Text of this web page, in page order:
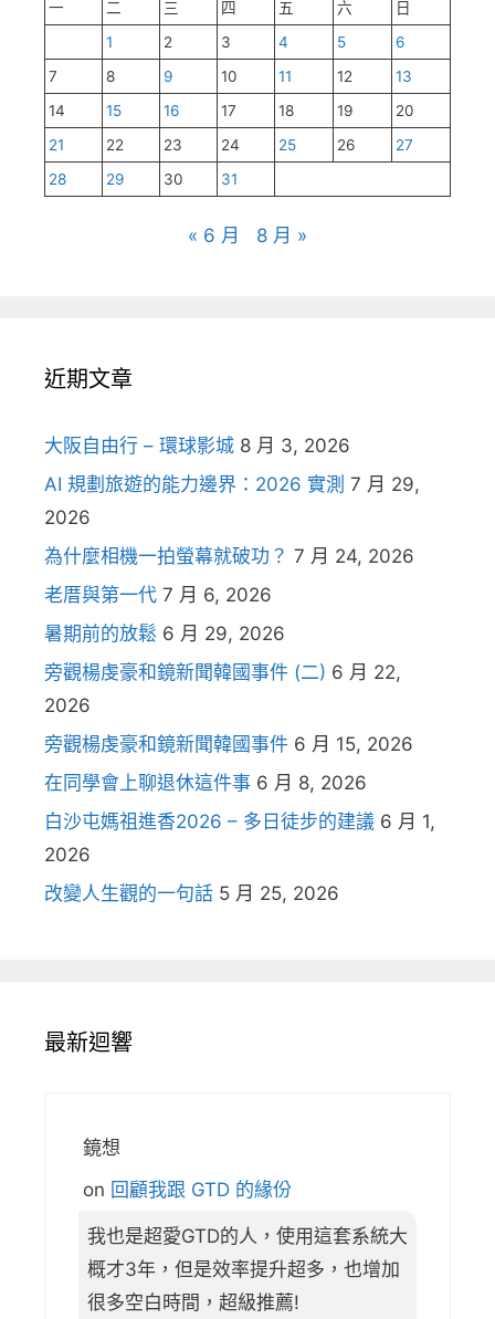
一 二 三 四 五 六
日
1
2 3 4 5
6
7
8 9 10 11 12
13
14
15 16 17 18 19
20
21
22 23 24 25 26
27
28
29 30 31
« 6 月 8 月 »
近期文章
大阪自由行 – 環球影城 8 月 3, 2026
AI 規劃旅遊的能力邊界：2026 實測 7 月 29,
2026
為什麼相機一拍螢幕就破功？ 7 月 24, 2026
老厝與第一代 7 月 6, 2026
暑期前的放鬆 6 月 29, 2026
旁觀楊虔豪和鏡新聞韓國事件 (二) 6 月 22,
2026
旁觀楊虔豪和鏡新聞韓國事件 6 月 15, 2026
在同學會上聊退休這件事 6 月 8, 2026
白沙屯媽祖進香2026 – 多日徒步的建議 6 月 1,
2026
改變人生觀的一句話 5 月 25, 2026
最新迴響
鏡想
on 回顧我跟 GTD 的緣份
我也是超愛GTD的人，使用這套系統大
概才3年，但是效率提升超多，也增加
很多空白時間，超級推薦!